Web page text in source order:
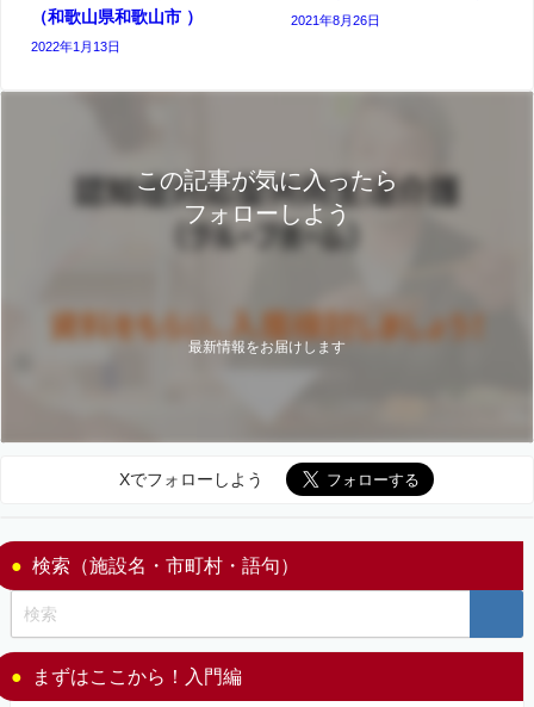
（和歌山県和歌山市 ）
2022年1月13日
2021年8月26日
この記事が気に入ったら
フォローしよう
最新情報をお届けします
Xでフォローしよう
検索（施設名・市町村・語句）
まずはここから！入門編